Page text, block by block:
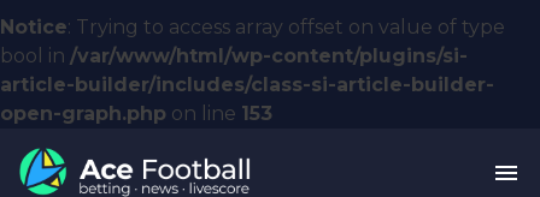
Notice: Trying to access array offset on value of type
bool in /var/www/html/wp-content/plugins/si-
article-builder/includes/class-si-article-builder-
open-graph.php on line 153